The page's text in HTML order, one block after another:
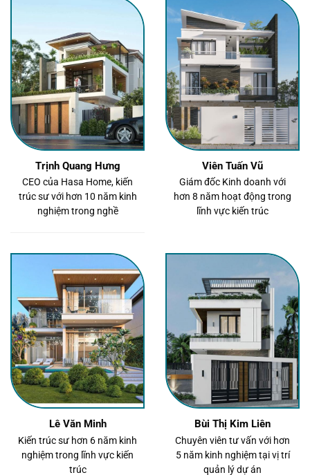
Trịnh Quang Hưng
CEO của Hasa Home, kiến
trúc sư với hơn 10 năm kinh
nghiệm trong nghề
Viên Tuấn Vũ
Giám đốc Kinh doanh với
hơn 8 năm hoạt động trong
lĩnh vực kiến trúc
Lê Văn Minh
Kiến trúc sư hơn 6 năm kinh
nghiệm trong lĩnh vực kiến
trúc
Bùi Thị Kim Liên
Chuyên viên tư vấn với hơn
5 năm kinh nghiệm tại vị trí
quản lý dự án